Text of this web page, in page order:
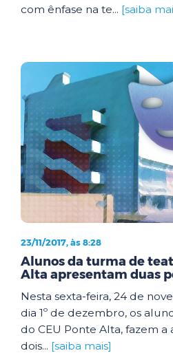
com ênfase na te... [saiba
23/11/2017, às 8:28
Alunos da turma de
Alta apresentam duas
Nesta sexta-feira, 24 de
dia 1º de dezembro, os
do CEU Ponte Alta, fazem
dois... [saiba mais]